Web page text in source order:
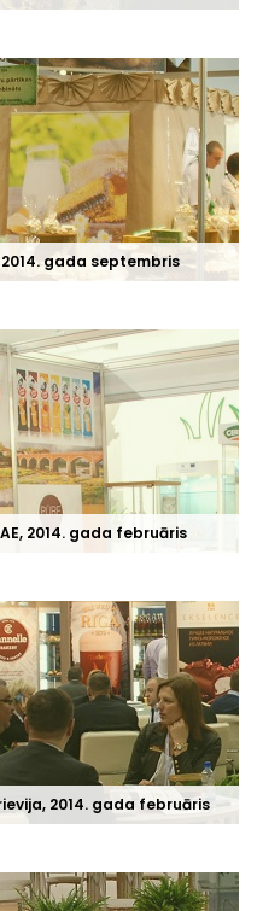
2014. gada septembris
2014. gada februāris
2014. gada februāris